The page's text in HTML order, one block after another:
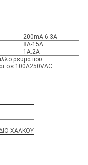
200mA-6.3A
8A-15A
1A.2A
ρεύμα που
σε 100A250VAC
ΧΑΛΚΟΥ